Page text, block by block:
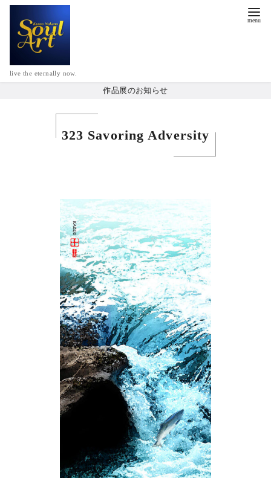
live the eternally now.
作品展のお知らせ
323 Savoring Adversity